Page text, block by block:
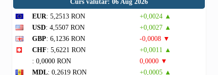
Curs valutar: 06 Aug 2026
EUR: 5,2513 RON
+0,0024 ▲
USD: 4,5507 RON
+0,0027 ▲
GBP: 6,1236 RON
-0,0008 ▼
CHF: 5,6221 RON
+0,0011 ▲
: 0,0000 RON
0,0000 ▼
MDL: 0,2619 RON
+0,0005 ▲